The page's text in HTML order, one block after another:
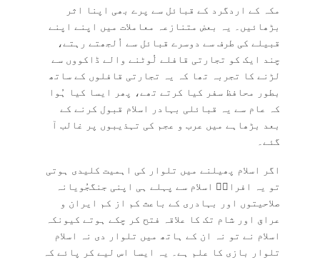
مکہ کے اردگرد کے قبائل سے پرے بھی اپنا اثر
بڑھائیں۔ یہ بعض متنازعہ معاملات میں اپنے اپنے
قبیلے کی طرف سے دوسرے قبائل سے اُلجھتے رہتے،
چند ایک کو تجارتی قافلے لُوٹنے والے ڈاکووں سے
لڑنے کا تجربہ تھا کہ یہ تجارتی قافلوں کے ساتھ
بطور محافظ سفر کیا کرتے تھے، پھر ایسا کیا ہُوا
کہ عام سے یہ قبائلی بہادر اسلام قبول کرنے کے
بعد بڑھاہے میں عرب و عجم کی تہذیبوں پر غالب آ
گئے۔
اگر اسلام پھیلنے میں تلوار کی اہمیت کلیدی ہوتی
تو یہ افرادؓ اسلام سے پہلے ہی اپنی جنگجُویانہ
صلاحیتوں اور بہادری کے باعث کم از کم ایران و
عراق اور شام تک کا علاقہ فتح کر چکے ہوتے کیونکہ
اسلام نے تو نہ ان کے ہاتھ میں تلوار دی نہ اسلام
تلوار بازی کا علم ہے۔ یہ ایسا اس لیے کر پائے کہ